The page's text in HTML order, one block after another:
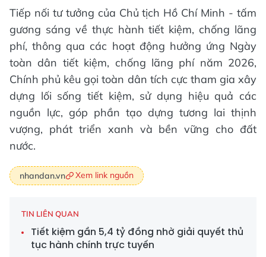
Tiếp nối tư tưởng của Chủ tịch Hồ Chí Minh - tấm
gương sáng về thực hành tiết kiệm, chống lãng
phí, thông qua các hoạt động hưởng ứng Ngày
toàn dân tiết kiệm, chống lãng phí năm 2026,
Chính phủ kêu gọi toàn dân tích cực tham gia xây
dựng lối sống tiết kiệm, sử dụng hiệu quả các
nguồn lực, góp phần tạo dựng tương lai thịnh
vượng, phát triển xanh và bền vững cho đất
nước.
nhandan.vn Xem link nguồn
TIN LIÊN QUAN
Tiết kiệm gần 5,4 tỷ đồng nhờ giải quyết thủ
tục hành chính trực tuyến